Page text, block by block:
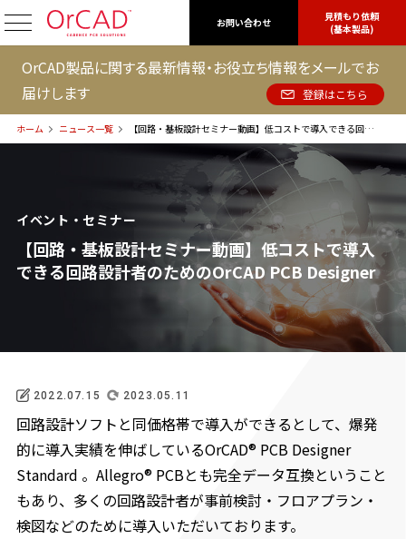
お問い合わせ
見積もり依頼
(基本製品)
OrCAD製品に関する最新情報・お役立ち情報をメールでお
届けします
登録はこちら
ホーム ニュース一覧 【回路・基板設計セミナー動画】低コストで導入できる回路設計者のためのOrCAD PCB Designer
イベント・セミナー
【回路・基板設計セミナー動画】低コストで導入
できる回路設計者のためのOrCAD PCB Designer
2022.07.15 2023.05.11
回路設計ソフトと同価格帯で導入ができるとして、爆発
的に導入実績を伸ばしているOrCAD® PCB Designer
Standard 。Allegro® PCBとも完全データ互換ということ
もあり、多くの回路設計者が事前検討・フロアプラン・
検図などのために導入いただいております。